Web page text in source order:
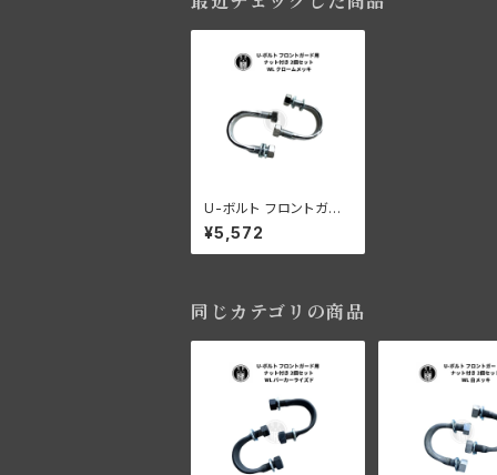
U-ボルト フロントガー
ド用 ナット付き 2個セッ
ト ハーレーダビッドソン
WL クロームメッキ
¥5,572
同じカテゴリの商品